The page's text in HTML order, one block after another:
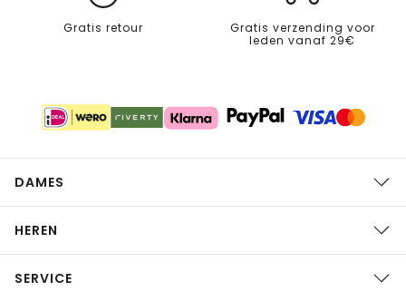
Gratis retour
Gratis verzending voor
leden vanaf 29€
DAMES
HEREN
SERVICE